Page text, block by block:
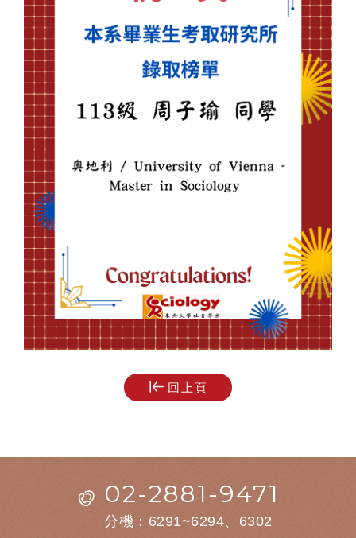
回上頁
02-2881-9471
分機：6291~6294、6302